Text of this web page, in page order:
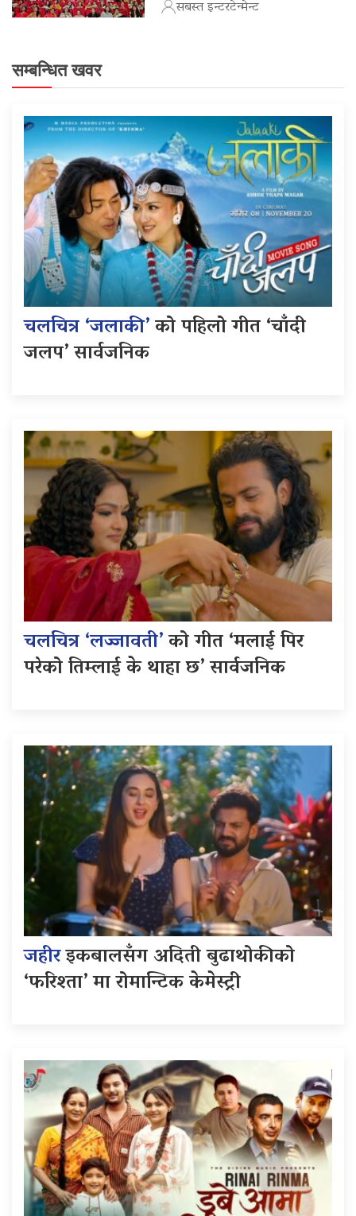
सबस्त इन्टरटेन्मेन्ट
सम्बन्धित खवर
चलचित्र ‘जलाकी’को पहिलो गीत ‘चाँदी
जलप’ सार्वजनिक
चलचित्र ‘लज्जावती’को गीत ‘मलाई पिर
परेको तिम्लाई के थाहा छ’ सार्वजनिक
जहीरइकबालसँग अदिती बुढाथोकीको
‘फरिश्ता’ मा रोमान्टिक केमेस्ट्री